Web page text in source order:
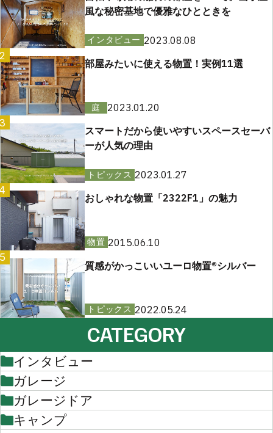
風な秘密基地で優雅なひとときを
インタビュー 2023.08.08
2
部屋みたいに使える物置！実例11選
庭
2023.01.20
スマートだから使いやすいスペースセーバ
ーが人気の理由
トピックス 2023.01.27
おしゃれな物置「2322F1」の魅力
物置 2015.06.10
質感がかっこいいユーロ物置®︎シルバー
トピックス 2022.05.24
CATEGORY
インタビュー
ガレージ
ガレージドア
キャンプ